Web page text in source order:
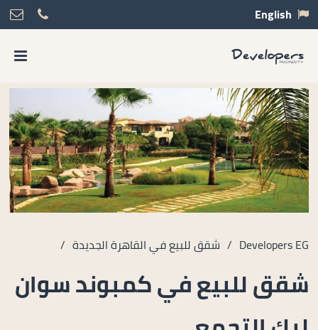
English
Developers EG
/ شقق للبيع في القاهرة الجديدة /
شقق للبيع في كمبوند سوان